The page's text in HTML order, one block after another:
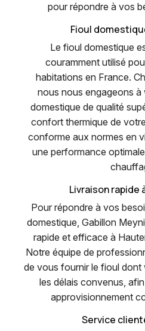
pour répondre à vos
Fioul
Le fioul domestique
couramment utilisé
habitations en France.
nous nous engageons
domestique de qualité
confort thermique de
conforme aux normes en
une performance
Livraison rapide
Pour répondre à vos
domestique, Gabillon
rapide et efficace à
Notre équipe de
de vous fournir le fioul
les délais convenus,
approvisionnement
Service